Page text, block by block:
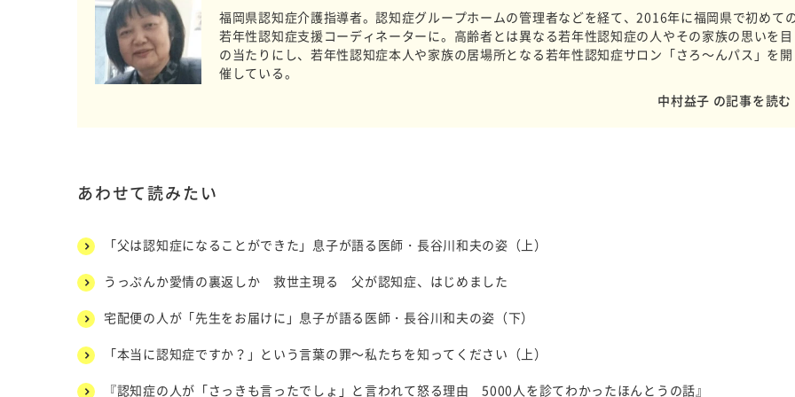
福岡県認知症介護指導者。認知症グループホームの管理者などを経て、2016年に福岡県で初めて
若年性認知症支援コーディネーターに。高齢者とは異なる若年性認知症の人やその家族の思いを目
の当たりにし、若年性認知症本人や家族の居場所となる若年性認知症サロン「さろ～んパス」を開
催している。
中村益子 の記事を読む
あわせて読みたい
「父は認知症になることができた」息子が語る医師・長谷川和夫の姿（上）
うっぷんか愛情の裏返しか 救世主現る 父が認知症、はじめました
宅配便の人が「先生をお届けに」息子が語る医師・長谷川和夫の姿（下）
「本当に認知症ですか？」という言葉の罪～私たちを知ってください（上）
『認知症の人が「さっきも言ったでしょ」と言われて怒る理由 5000人を診てわかったほんとうの話』